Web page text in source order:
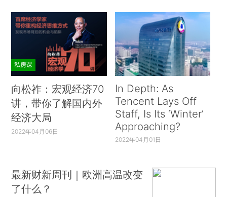
私房课
向松祚：宏观经济70
讲，带你了解国内外
经济大局
2022年04月06日
In Depth: As
Tencent Lays Off
Staff, Is Its ‘Winter’
Approaching?
2022年04月01日
最新财新周刊｜欧洲高温改变
了什么？